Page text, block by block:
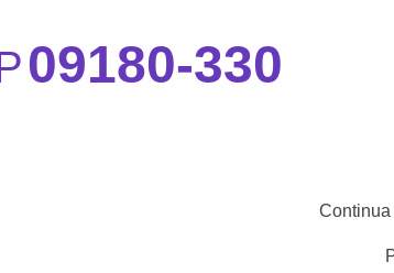
09180-330